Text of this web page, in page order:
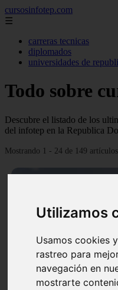
Utilizamos
Usamos cookies
rastreo para
navegación en
mostrarte
cursosinfotep.com
☰
carreras tecnicas
diplomados
universidades de
Todo sobre
Descubre el listado de los
del infotep en la Republica
Mostrando 1 - 24 de 149 artículos